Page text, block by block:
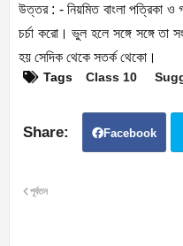
উত্তর : - নিয়মিত বাংলা পত্রিকা ও
চর্চা করো। ভুল হলে সঙ্গে সঙ্গে তা
হয় সেদিক থেকে সতর্ক থেকো।
Tags Class 10
Facebook
পূর্বতন